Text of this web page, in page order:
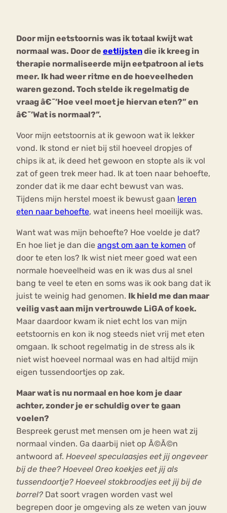
Door mijn eetstoornis was ik totaal kwijt wat
normaal was. Door de eetlijstendie ik kreeg in
therapie normaliseerde mijn eetpatroon al iets
meer. Ik had weer ritme en de hoeveelheden
waren gezond. Toch stelde ik regelmatig de
vraag â€˜’Hoe veel moet je hiervan eten?” en
â€˜’Wat is normaal?”.
Voor mijn eetstoornis at ik gewoon wat ik lekker
vond. Ik stond er niet bij stil hoeveel dropjes of
chips ik at, ik deed het gewoon en stopte als ik vol
zat of geen trek meer had. Ik at toen naar behoefte,
zonder dat ik me daar echt bewust van was.
Tijdens mijn herstel moest ik bewust gaan leren
eten naar behoefte, wat ineens heel moeilijk was.
Want wat was mijn behoefte? Hoe voelde je dat?
En hoe liet je dan die angst om aan te komen of
door te eten los? Ik wist niet meer goed wat een
normale hoeveelheid was en ik was dus al snel
bang te veel te eten en soms was ik ook bang dat ik
juist te weinig had genomen. Ik hield me dan maar
veilig vast aan mijn vertrouwde LiGA of koek.
Maar daardoor kwam ik niet echt los van mijn
eetstoornis en kon ik nog steeds niet vrij met eten
omgaan. Ik schoot regelmatig in de stress als ik
niet wist hoeveel normaal was en had altijd mijn
eigen tussendoortjes op zak.
Maar wat is nu normaal en hoe kom je daar
achter, zonder je er schuldig over te gaan
voelen?
Bespreek gerust met mensen om je heen wat zij
normaal vinden. Ga daarbij niet op Ã©Ã©n
antwoord af. Hoeveel speculaasjes eet jij ongeveer
bij de thee? Hoeveel Oreo koekjes eet jij als
tussendoortje? Hoeveel stokbroodjes eet jij bij de
borrel? Dat soort vragen worden vast wel
begrepen door je omgeving als ze weten van jouw
Chat
Forum
mia
Nerv
osa
Eetstoornis Anorexia Nervosa
Eetbuien Piekeren Sport
Trauma
Orthorexia
Afvallen Angst